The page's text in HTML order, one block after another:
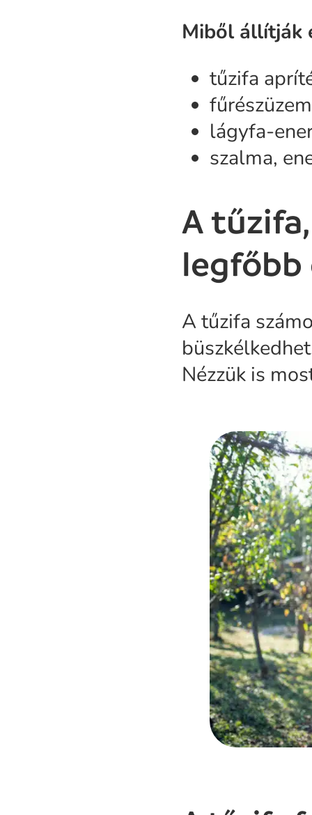
Miből állítják
tűzifa
lágyfa-
szalma,
A
legfőbb
A tűzifa
Nézzük is